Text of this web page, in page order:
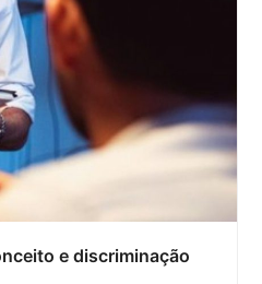
e discriminação